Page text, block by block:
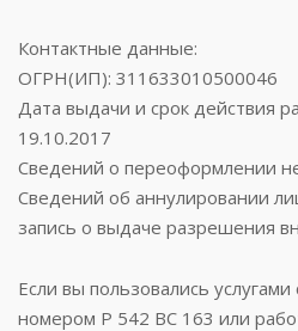
Контактные данные:
ОГРН(ИП): 311633010500046
Дата выдачи и срок действия
19.10.2017
Сведений о переоформлении
Сведений об аннулировании
запись о выдаче разрешения
Если вы пользовались услугами
номером Р 542 ВС 163 или